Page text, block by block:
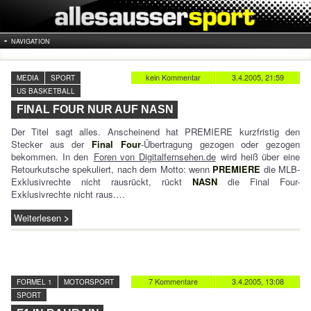
NAVIGATION
3.4.2005, 21:59
kein Kommentar
MEDIA
SPORT
US BASKETBALL
FINAL FOUR NUR AUF NASN
Der Titel sagt alles. Anscheinend hat PREMIERE kurzfristig den
Stecker aus der Final Four-Übertragung gezogen oder gezogen
bekommen. In den Foren von Digitalfernsehen.de wird heiß über eine
Retourkutsche spekuliert, nach dem Motto: wenn PREMIERE die MLB-
Exklusivrechte nicht rausrückt, rückt NASN die Final Four-
Exklusivrechte nicht raus.…
Weiterlesen
3.4.2005, 13:08
7 Kommentare
FORMEL 1
MOTORSPORT
SPORT